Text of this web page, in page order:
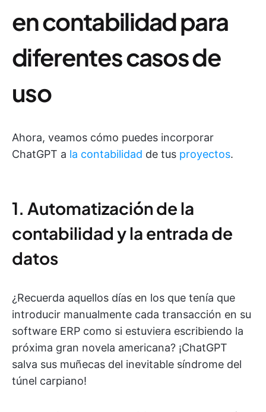
en contabilidad para
diferentes casos de
uso
Ahora, veamos cómo puedes incorporar
ChatGPT a la contabilidad de tus proyectos.
1. Automatización de la
contabilidad y la entrada de
datos
¿Recuerda aquellos días en los que tenía que
introducir manualmente cada transacción en su
software ERP como si estuviera escribiendo la
próxima gran novela americana? ¡ChatGPT
salva sus muñecas del inevitable síndrome del
túnel carpiano!